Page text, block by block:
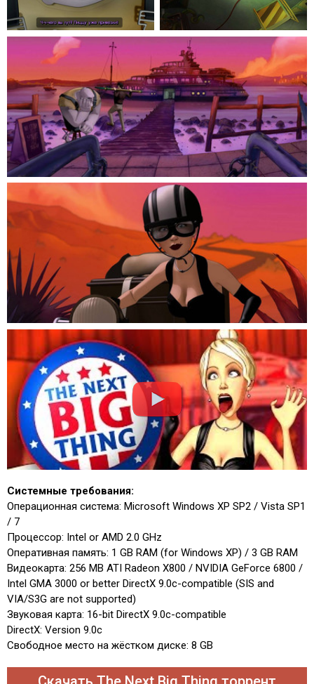
Системные требования:
Операционная система: Microsoft Windows XP SP2 / Vista SP1
/ 7
Процессор: Intel or AMD 2.0 GHz
Оперативная память: 1 GB RAM (for Windows XP) / 3 GB RAM
Видеокарта: 256 MB ATI Radeon X800 / NVIDIA GeForce 6800 /
Intel GMA 3000 or better DirectX 9.0c-compatible (SIS and
VIA/S3G are not supported)
Звуковая карта: 16-bit DirectX 9.0c-compatible
DirectX: Version 9.0c
Свободное место на жёстком диске: 8 GB